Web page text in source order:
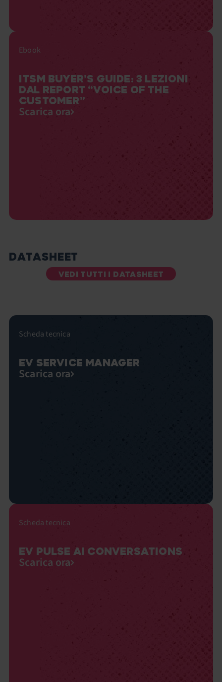
Ebook
ITSM BUYER’S GUIDE: 3 LEZIONI
DAL REPORT “VOICE OF THE
CUSTOMER”
Scarica ora
DATASHEET
VEDI TUTTI I DATASHEET
Scheda tecnica
EV SERVICE MANAGER
Scarica ora
Scheda tecnica
EV PULSE AI CONVERSATIONS
Scarica ora